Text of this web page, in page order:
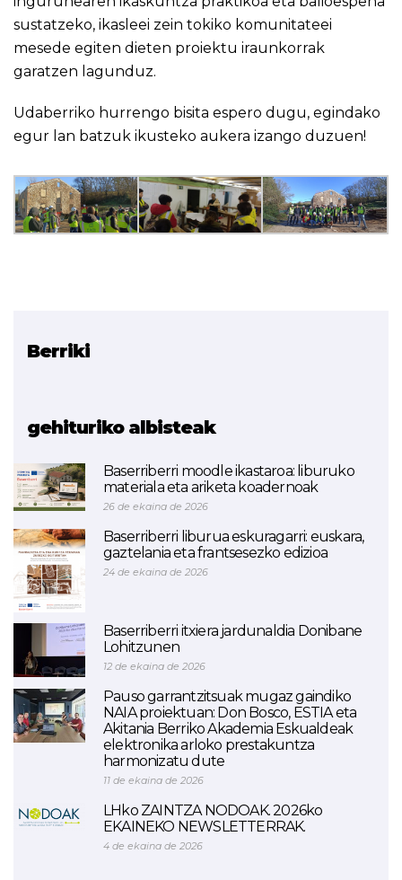
sustatzeko, ikasleei zein tokiko komunitateei
mesede egiten dieten proiektu iraunkorrak
garatzen lagunduz.
Udaberriko hurrengo bisita espero dugu, egindako
egur lan batzuk ikusteko aukera izango duzuen!
Berriki
gehituriko albisteak
Baserriberri moodle ikastaroa: liburuko
materiala eta ariketa koadernoak
26 de ekaina de 2026
Baserriberri liburua eskuragarri: euskara,
gaztelania eta frantsesezko edizioa
24 de ekaina de 2026
Baserriberri itxiera jardunaldia Donibane
Lohitzunen
12 de ekaina de 2026
Pauso garrantzitsuak mugaz gaindiko
NAIA proiektuan: Don Bosco, ESTIA eta
Akitania Berriko Akademia Eskualdeak
elektronika arloko prestakuntza
harmonizatu dute
11 de ekaina de 2026
LHko ZAINTZA NODOAK. 2026ko
EKAINEKO NEWSLETTERRAK.
4 de ekaina de 2026